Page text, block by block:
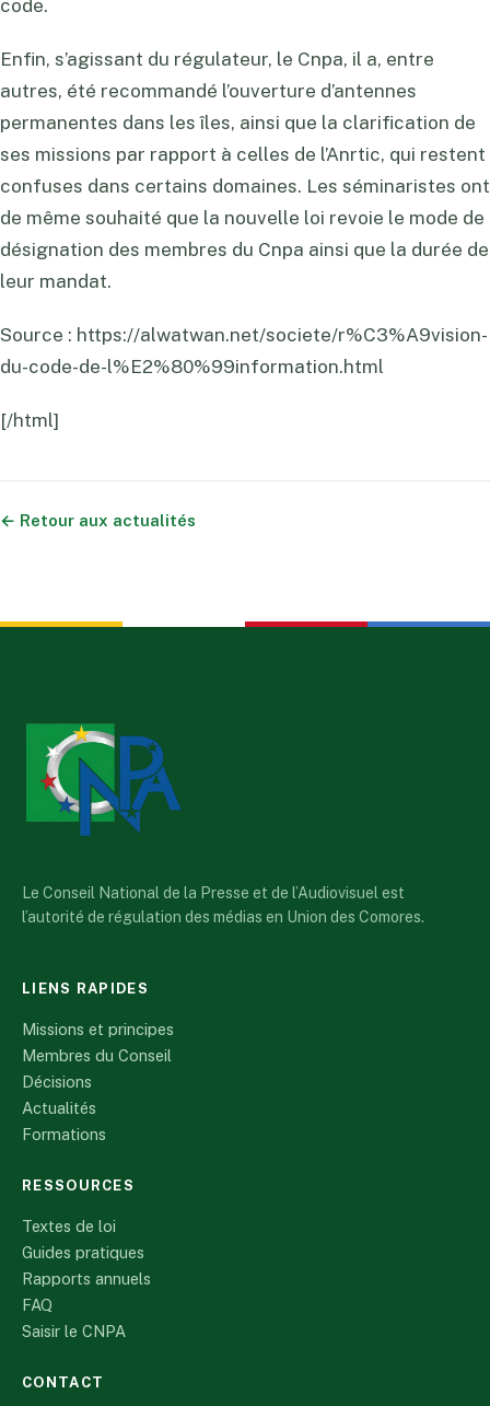
code.
Enfin, s’agissant du régulateur, le Cnpa, il a, entre
autres, été recommandé l’ouverture d’antennes
permanentes dans les îles, ainsi que la clarification de
ses missions par rapport à celles de l’Anrtic, qui restent
confuses dans certains domaines. Les séminaristes ont
de même souhaité que la nouvelle loi revoie le mode de
désignation des membres du Cnpa ainsi que la durée de
leur mandat.
Source : https://alwatwan.net/societe/r%C3%A9vision-
du-code-de-l%E2%80%99information.html
[/html]
← Retour aux actualités
Le Conseil National de la Presse et de l’Audiovisuel est
l’autorité de régulation des médias en Union des Comores.
LIENS RAPIDES
Missions et principes
Membres du Conseil
Décisions
Actualités
Formations
RESSOURCES
Textes de loi
Guides pratiques
Rapports annuels
FAQ
Saisir le CNPA
CONTACT